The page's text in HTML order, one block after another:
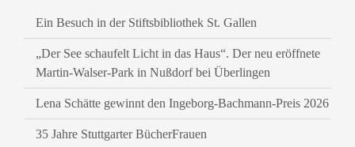
Ein Besuch in der Stiftsbibliothek St. Gallen
„Der See schaufelt Licht in das Haus“. Der neu eröffnete
Martin-Walser-Park in Nußdorf bei Überlingen
Lena Schätte gewinnt den Ingeborg-Bachmann-Preis 2026
35 Jahre Stuttgarter BücherFrauen